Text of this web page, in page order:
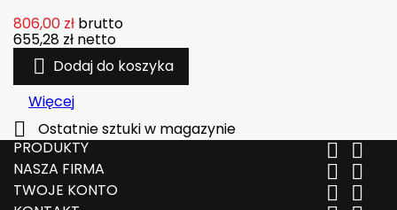
806,00 zł brutto
655,28 zł netto
 Dodaj do koszyka
Więcej

Ostatnie sztuki w magazynie
PRODUKTY
 
NASZA FIRMA  
TWOJE KONTO  